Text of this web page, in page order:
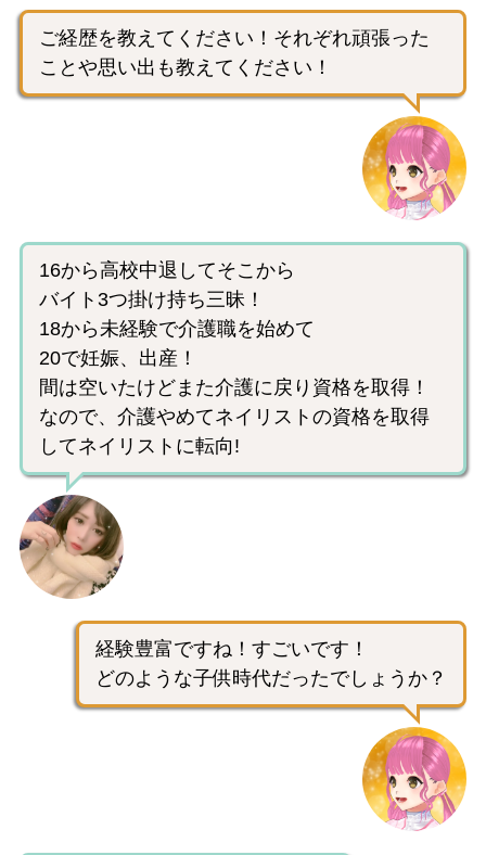
ご経歴を教えてください！それぞれ頑張った
ことや思い出も教えてください！
16から高校中退してそこから
バイト3つ掛け持ち三昧！
18から未経験で介護職を始めて
20で妊娠、出産！
間は空いたけどまた介護に戻り資格を取得！
なので、介護やめてネイリストの資格を取得
してネイリストに転向!
経験豊富ですね！すごいです！
どのような子供時代だったでしょうか？